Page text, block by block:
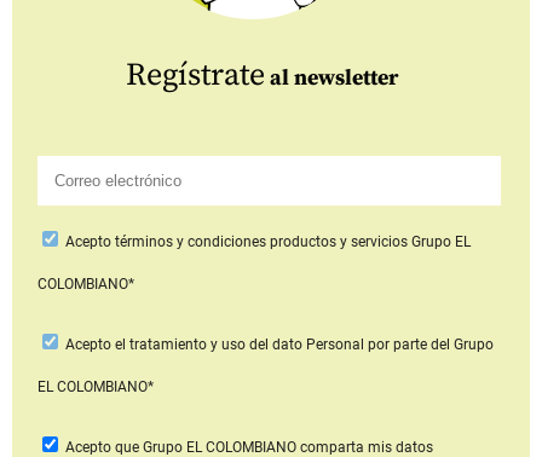
Regístrate al newsletter
Aceptotérminos y condiciones productos y serviciosGrupo EL
COLOMBIANO*
Acepto el tratamiento y uso del dato Personal por parte del Grupo
EL COLOMBIANO*
Acepto que Grupo EL COLOMBIANOcomparta mis datos